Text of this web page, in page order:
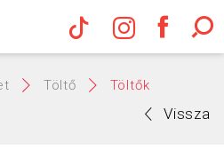
Hama
Töltő Töltők
Vissza